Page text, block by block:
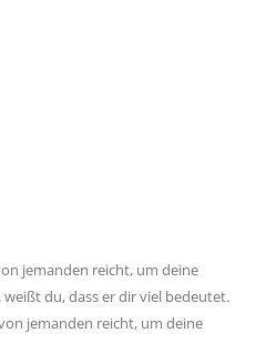
jemanden reicht, um deine
du, dass er dir viel bedeutet.
jemanden reicht, um deine